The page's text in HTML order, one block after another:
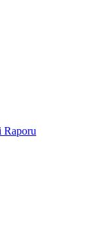
Raporu